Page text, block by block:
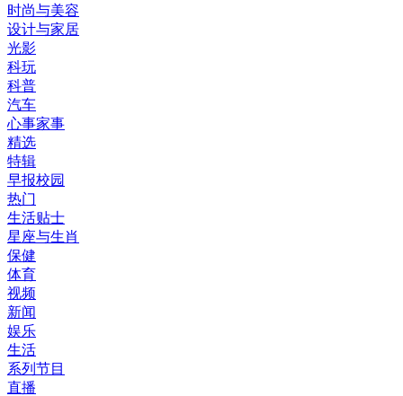
时尚与美容
设计与家居
光影
科玩
科普
汽车
心事家事
精选
特辑
早报校园
热门
生活贴士
星座与生肖
保健
体育
视频
新闻
娱乐
生活
系列节目
直播